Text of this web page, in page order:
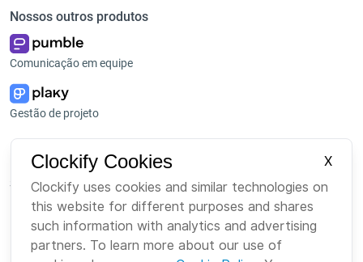
Nossos outros produtos
Comunicação em equipe
Gestão de projeto
Plataforma
Suite
Pacote
Marketplace
Sobre Nós
Carreiras
Marca
Clockify Cookies
X
Clockify uses cookies and similar technologies on
this website for different purposes and shares
such information with analytics and advertising
partners. To learn more about our use of